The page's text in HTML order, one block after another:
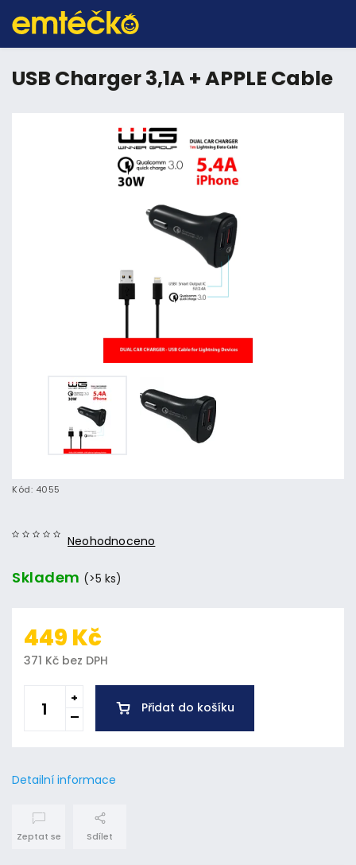
USB Charger 3,1A + APPLE Cable
Kód: 4055
Neohodnoceno
Skladem (>5 ks)
449 Kč
371 Kč bez DPH
Přidat do košíku
Detailní informace
Zeptat se Sdílet